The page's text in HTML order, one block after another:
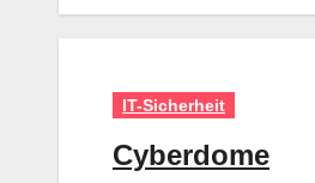
IT-Sicherheit
Cyberdome